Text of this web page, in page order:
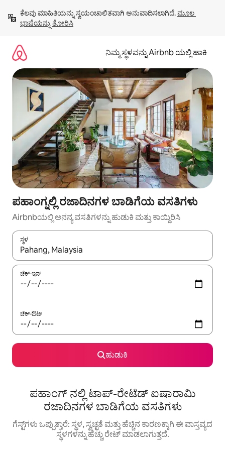
ಹೋಗಿ
ಕೆಲವು ಮಾಹಿತಿಯನ್ನು ಸ್ವಯಂಚಾಲಿತವಾಗಿ ಅನುವಾದಿಸಲಾಗಿದೆ. ಮೂಲ
ಭಾಷೆಯನ್ನು ತೋರಿಸಿ
ನಿಮ್ಮ ಸ್ಥಳವನ್ನು Airbnb ಯಲ್ಲಿ ಹಾಕಿ
ಪಹಾಂಗ್ನಲ್ಲಿ ರಜಾದಿನಗಳ ಬಾಡಿಗೆಯ ವಸತಿಗಳು
Airbnbಯಲ್ಲಿ ಅನನ್ಯ ವಸತಿಗಳನ್ನು ಹುಡುಕಿ ಮತ್ತು ಕಾಯ್ದಿರಿಸಿ
ಸ್ಥಳ
ಫಲಿತಾಂಶಗಳು ಲಭ್ಯವಿರುವಾಗ, ಅಪ್ ಮತ್ತು ಡೌನ್ ಬಾಣದ ಕೀಲಿಗಳೊಂದಿಗೆ
ಚೆಕ್-ಇನ್
ಚೆಕ್-ಔಟ್
ಹುಡುಕಿ
ಪಹಾಂಗ್ ನಲ್ಲಿ ಟಾಪ್-ರೇಟೆಡ್ ಐಷಾರಾಮಿ
ರಜಾದಿನಗಳ ಬಾಡಿಗೆಯ ವಸತಿಗಳು
ಗೆಸ್ಟ್‌ಗಳು ಒಪ್ಪುತ್ತಾರೆ: ಸ್ಥಳ, ಸ್ವಚ್ಛತೆ ಮತ್ತು ಹೆಚ್ಚಿನ ಕಾರಣಕ್ಕಾಗಿ ಈ ವಾಸ್ತವ್ಯದ
ಸ್ಥಳಗಳನ್ನು ಹೆಚ್ಚು ರೇಟ್ ಮಾಡಲಾಗುತ್ತದೆ.